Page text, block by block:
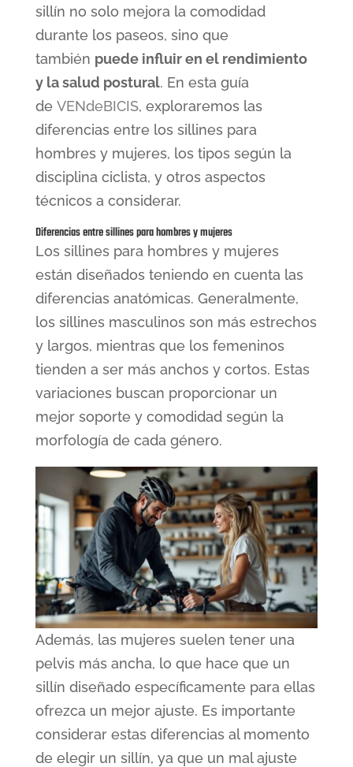
sillín no solo mejora la comodidad
durante los paseos, sino que
también puede influir en el rendimiento
y la salud postural. En esta guía
de VENdeBICIS, exploraremos las
diferencias entre los sillines para
hombres y mujeres, los tipos según la
disciplina ciclista, y otros aspectos
técnicos a considerar.
Diferencias entre sillines para hombres y mujeres
Los sillines para hombres y mujeres
están diseñados teniendo en cuenta las
diferencias anatómicas. Generalmente,
los sillines masculinos son más estrechos
y largos, mientras que los femeninos
tienden a ser más anchos y cortos. Estas
variaciones buscan proporcionar un
mejor soporte y comodidad según la
morfología de cada género.
Además, las mujeres suelen tener una
pelvis más ancha, lo que hace que un
sillín diseñado específicamente para ellas
ofrezca un mejor ajuste. Es importante
considerar estas diferencias al momento
de elegir un sillín, ya que un mal ajuste